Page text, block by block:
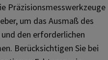
Präzisionsmesswerkzeuge
um das Ausmaß des
den erforderlichen
Berücksichtigen Sie bei